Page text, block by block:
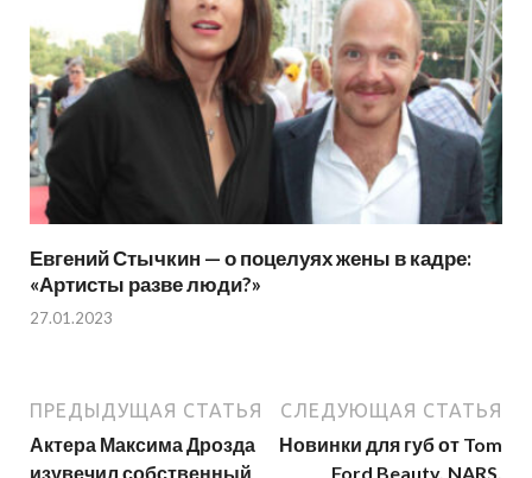
Евгений Стычкин — о поцелуях жены в кадре:
«Артисты разве люди?»
27.01.2023
ПРЕДЫДУЩАЯ СТАТЬЯ
Актера Максима Дрозда
изувечил собственный
СЛЕДУЮЩАЯ СТАТЬЯ
Новинки для губ от Tom
Ford Beauty, NARS,